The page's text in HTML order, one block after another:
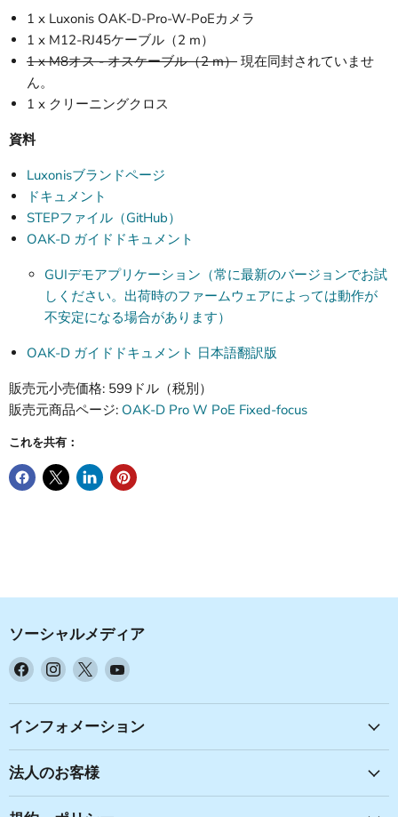
1 x Luxonis OAK-D-Pro-W-PoEカメラ
1 x M12-RJ45ケーブル（2 m）
1 x M8オス - オスケーブル（2 m） 現在同封されていませ
ん。
1 x クリーニングクロス
資料
Luxonisブランドページ
ドキュメント
STEPファイル（GitHub）
OAK-D ガイドドキュメント
GUIデモアプリケーション（常に最新のバージョンでお試
しください。出荷時のファームウェアによっては動作が
不安定になる場合があります）
OAK-D ガイドドキュメント 日本語翻訳版
販売元小売価格: 599ドル（税別）
販売元商品ページ: OAK-D Pro W PoE Fixed-focus
これを共有：
ソーシャルメディア
Facebook
見
つ
て
く
Instagram
見
つ
て
く
X
見
つ
て
く
YouTube
見
つ
インフォメーション
法人のお客様